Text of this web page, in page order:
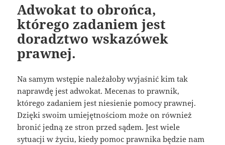
Adwokat to obrońca,
którego zadaniem jest
doradztwo wskazówek
prawnej.
Na samym wstępie należałoby wyjaśnić kim tak
naprawdę jest adwokat. Mecenas to prawnik,
którego zadaniem jest niesienie pomocy prawnej.
Dzięki swoim umiejętnościom może on również
bronić jedną ze stron przed sądem. Jest wiele
sytuacji w życiu, kiedy pomoc prawnika będzie nam